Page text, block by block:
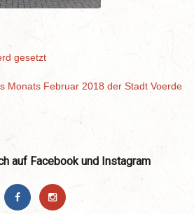
gesetzt
Monats Februar 2018 der Stadt Voerde
auf Facebook und Instagram